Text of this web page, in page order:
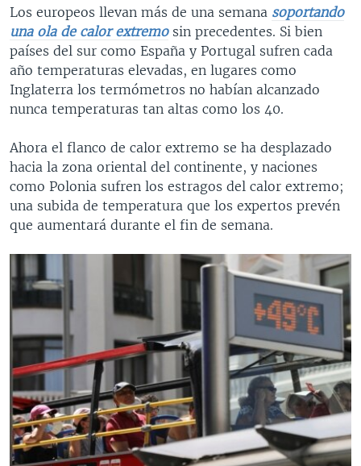
Los europeos llevan más de una semana soportando
una ola de calor extremosin precedentes. Si bien
países del sur como España y Portugal sufren cada
año temperaturas elevadas, en lugares como
Inglaterra los termómetros no habían alcanzado
nunca temperaturas tan altas como los 40.
Ahora el flanco de calor extremo se ha desplazado
hacia la zona oriental del continente, y naciones
como Polonia sufren los estragos del calor extremo;
una subida de temperatura que los expertos prevén
que aumentará durante el fin de semana.